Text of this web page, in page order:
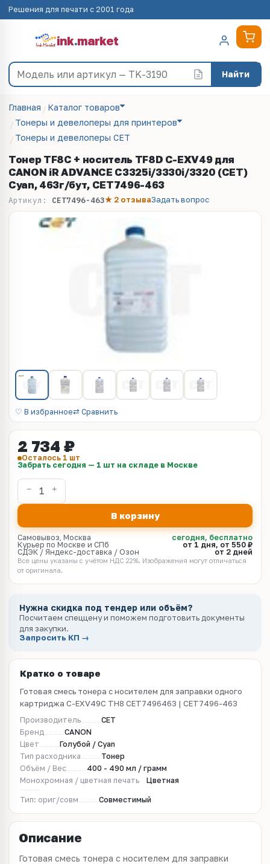
Решения для печати с 2001 года
ink.market
Найти
Главная
Каталог товаров
Тонеры и девелоперы для принтеров
Тонеры и девелоперы CET
Тонер TF8C + носитель TF8D C-EXV49 для
CANON iR ADVANCE C3325i/3330i/3320 (CET)
Cyan, 463г/бут, CET7496-463
Артикул: CET7496-463★ 2 отзываЗадать вопрос
♡ В избранное⇄ Сравнить
2 734 ₽
Осталось 1 шт
Забрать сегодня — 1 шт на складе в Москве
В корзину
Самовывоз, Москва
сегодня, бесплатно
Курьер по Москве и СПб
от 1 дня, от 550 ₽
СДЭК / Яндекс-доставка / Озон
от 2 дней
Все цены указаны с учётом НДС 22%. Изображения могут отличаться
от оригинала.
Нужна скидка под тендер или объём?
Посчитаем спеццену и поможем подготовить документы
для закупки.
Запросить КП →
Кратко о товаре
Готовая смесь тонера с носителем для заправки одного
картриджа C-EXV49C TH8 CET7496463 | CET7496-463
Производитель
CET
Бренд
CANON
Цвет
Голубой / Cyan
Тип расходника
Тонер
Объём / Вес
400 - 490 мл / грамм
Монохромная / цветная печать
Цветная
Тип: ориг/совм Совместимый
Описание
Готовая смесь тонера с носителем для заправки